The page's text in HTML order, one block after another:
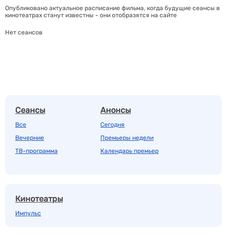
Опубликовано актуальное расписание фильма, когда будущие сеансы в
кинотеатрах станут известны - они отобразятся на сайте
Нет сеансов
Сеансы
Все
Вечерние
ТВ-программа
Анонсы
Сегодня
Премьеры недели
Календарь премьер
Кинотеатры
Импульс